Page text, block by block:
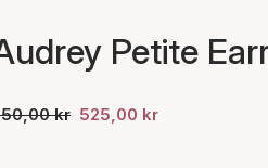
Petite
kr 525,00 kr